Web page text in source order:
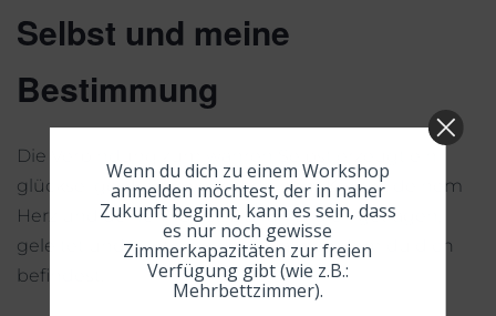
Selbst und meine
Bestimmung
Die Verbindung zum wahren Selbst erzeugt ein
glückseliges Feuerwerk in deinem Körper, deinem
Herz und deinem Geist. Du fühlst dich getragen,
geleitet und richtig an dem Platz, an dem du dich
befindest.
Wenn du dich zu einem Workshop
anmelden möchtest, der in naher
Zukunft beginnt, kann es sein, dass
es nur noch gewisse
Zimmerkapazitäten zur freien
Verfügung gibt (wie z.B.:
Mehrbettzimmer).